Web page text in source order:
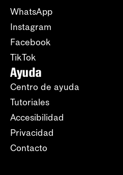
WhatsApp
Instagram
Facebook
TikTok
Ayuda
Centro de ayuda
Tutoriales
Accesibilidad
Privacidad
Contacto